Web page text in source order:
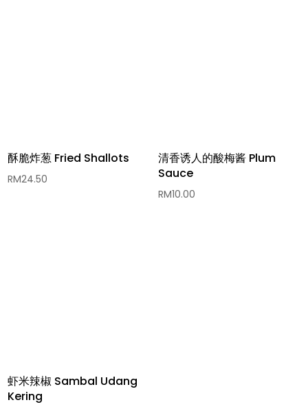
酥脆炸葱 Fried Shallots
RM24.50
清香诱人的酸梅酱 Plum
Sauce
RM10.00
虾米辣椒 Sambal Udang
Kering